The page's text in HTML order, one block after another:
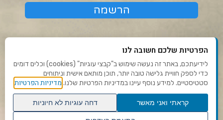
תנאי שימוש ומדיניות פרטיות
פנו אלינו
הצהרת נגישות
הפרטיות שלכם חשובה לנו
לידיעתכם, באתר זה נעשה שימוש ב"קבצי עוגיות" (cookies) וכלים דומים
כדי לספק חוויית גלישה טובה יותר, תוכן מותאם אישית וניתוחים
סטטיסטיים. למידע נוסף עיינו במדיניות הפרטיות שלנו. מדיניות הפרטיות
קראתי ואני מאשר
דחה עוגיות לא חיוניות